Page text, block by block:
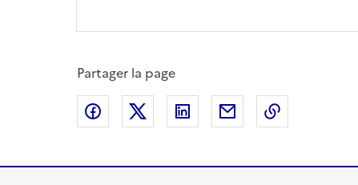
Partager la page
Partager sur Facebook
Partager sur XPartager sur LinkedIn
Partager par email